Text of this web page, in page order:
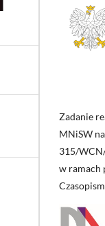
Zadanie
MNiSW
315/
w ramach